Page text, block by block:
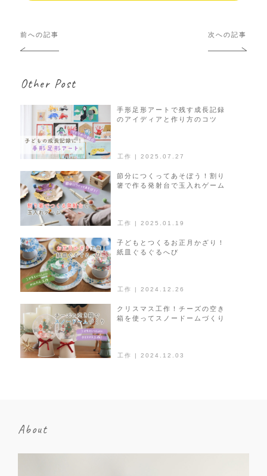
投
稿
ゲ
前への記事 次への記事
Other Post
工作 | 2025.07.27
手形足形アートで残す成長記録
のアイディアと作り方のコツ
工作 | 2025.01.19
節分につくってあそぼう！割り
箸で作る発射台で玉入れゲーム
工作 | 2024.12.26
子どもとつくるお正月かざり！
紙皿ぐるぐるへび
工作 | 2024.12.03
クリスマス工作！チーズの空き
箱を使ってスノードームづくり
About